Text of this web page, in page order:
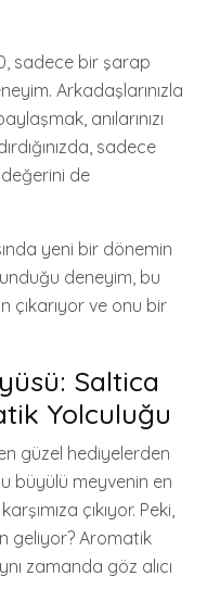
sadece bir şarap
Arkadaşlarınızla
anılarınızı
sadece
değerini de
yeni bir dönemin
deneyim, bu
çıkarıyor ve onu bir
Saltica
Yolculuğu
güzel hediyelerden
büyülü meyvenin en
çıkıyor. Peki,
geliyor? Aromatik
zamanda göz alıcı